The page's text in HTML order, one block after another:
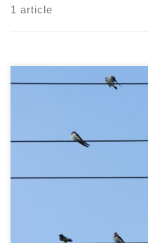
1 article
Quel courant électrique